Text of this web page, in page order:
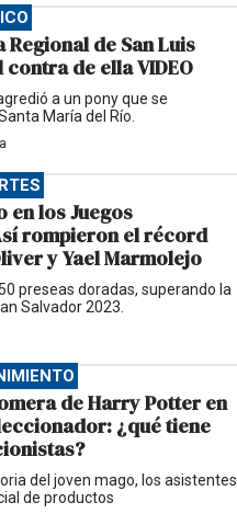
Regional de San Luis
de ella VIDEO
a un pony que se
María del Río.
en los Juegos
rompieron el récord
y Yael Marmolejo
preseas doradas, superando la
Salvador 2023.
de Harry Potter en
¿qué tiene
del joven mago, los asistentes
de productos